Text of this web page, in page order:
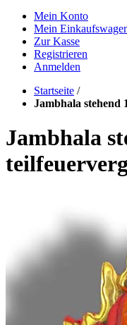
Mein Konto
Mein
Zur Kasse
Registrieren
Anmelden
Startseite /
Jambhala stehend
Jambhala